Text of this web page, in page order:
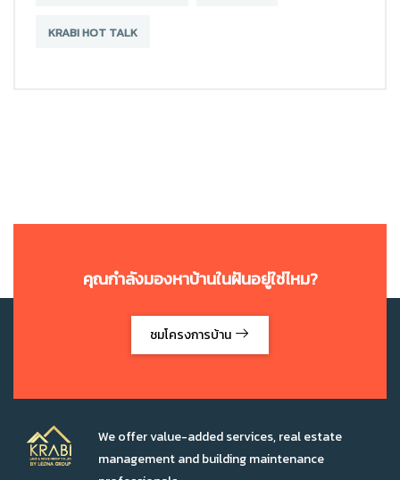
KRABI HOT TALK
คุณกำลังมองหาบ้านในฝันอยู่ใช่ไหม?
ชมโครงการบ้าน
We offer value-added services, real estate
management and building maintenance